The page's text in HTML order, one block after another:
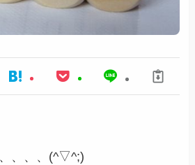
、、、(^▽^;)